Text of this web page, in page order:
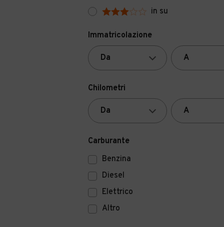
in su
Immatricolazione
Chilometri
Carburante
Benzina
Diesel
Elettrico
Altro